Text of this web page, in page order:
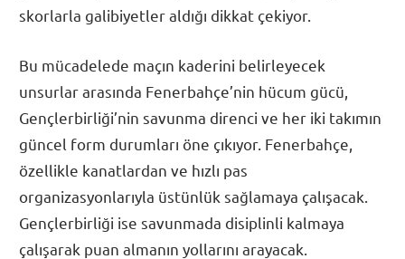
skorlarla galibiyetler aldığı dikkat çekiyor.
Bu mücadelede maçın kaderini belirleyecek
unsurlar arasında Fenerbahçe’nin hücum gücü,
Gençlerbirliği’nin savunma direnci ve her iki takımın
güncel form durumları öne çıkıyor. Fenerbahçe,
özellikle kanatlardan ve hızlı pas
organizasyonlarıyla üstünlük sağlamaya çalışacak.
Gençlerbirliği ise savunmada disiplinli kalmaya
çalışarak puan almanın yollarını arayacak.